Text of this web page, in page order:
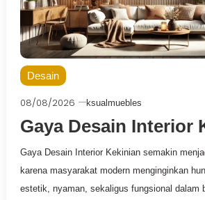
Desain
08/08/2026 ksualmuebles
Gaya Desain Interior
Gaya Desain Interior Kekinian semakin
karena masyarakat modern menginginkan
estetik, nyaman, sekaligus fungsional dalam